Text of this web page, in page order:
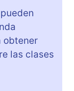
obtener
las clases